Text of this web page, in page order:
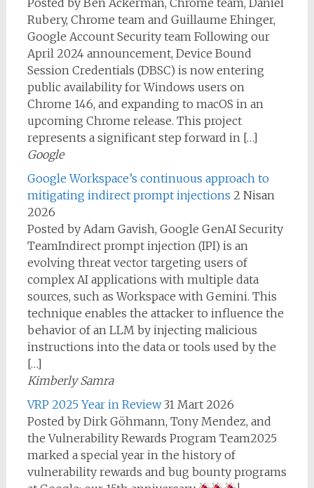
Rubery, Chrome team and Guillaume Ehinger,
Google Account Security team Following our
April 2024 announcement, Device Bound
Session Credentials (DBSC) is now entering
public availability for Windows users on
Chrome 146, and expanding to macOS in an
upcoming Chrome release. This project
represents a significant step forward in […]
Google
Google Workspace’s continuous approach to
mitigating indirect prompt injections 2 Nisan
2026
Posted by Adam Gavish, Google GenAI Security
TeamIndirect prompt injection (IPI) is an
evolving threat vector targeting users of
complex AI applications with multiple data
sources, such as Workspace with Gemini. This
technique enables the attacker to influence the
behavior of an LLM by injecting malicious
instructions into the data or tools used by the
[…]
Kimberly Samra
VRP 2025 Year in Review 31 Mart 2026
Posted by Dirk Göhmann, Tony Mendez, and
the Vulnerability Rewards Program Team2025
marked a special year in the history of
vulnerability rewards and bug bounty programs